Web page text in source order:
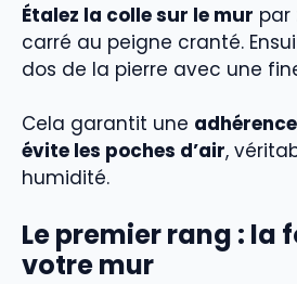
Étalez la colle sur le mur par
carré au peigne cranté.
dos de la pierre avec une
Cela garantit une
évite les poches d’air,
humidité.
Le premier rang : la
votre mur